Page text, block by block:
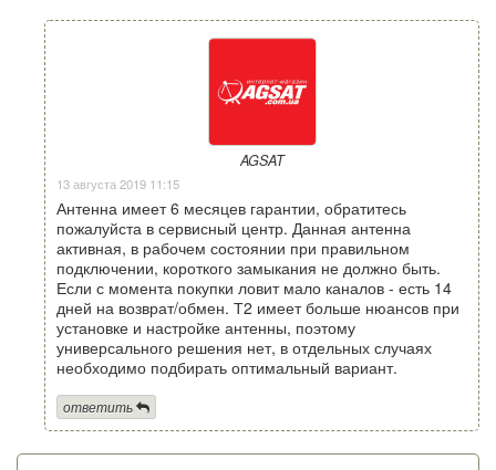
AGSAT
13 августа 2019 11:15
Антенна имеет 6 месяцев гарантии, обратитесь
пожалуйста в сервисный центр. Данная антенна
активная, в рабочем состоянии при правильном
подключении, короткого замыкания не должно быть.
Если с момента покупки ловит мало каналов - есть 14
дней на возврат/обмен. Т2 имеет больше нюансов при
установке и настройке антенны, поэтому
универсального решения нет, в отдельных случаях
необходимо подбирать оптимальный вариант.
ответить